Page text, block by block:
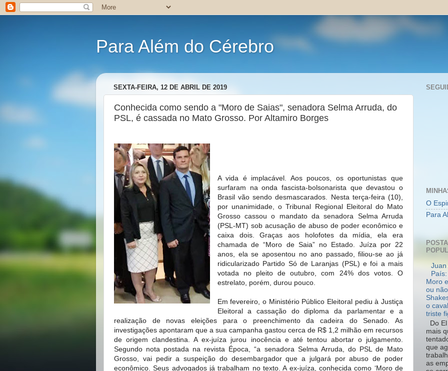
Para Além do Cérebro
SEXTA-FEIRA, 12 DE ABRIL DE 2019
Conhecida como sendo a "Moro de Saias", senadora Selma Arruda, do
PSL, é cassada no Mato Grosso. Por Altamiro Borges
A vida é implacável. Aos poucos, os oportunistas que
surfaram na onda fascista-bolsonarista que devastou o
Brasil vão sendo desmascarados. Nesta terça-feira (10),
por unanimidade, o Tribunal Regional Eleitoral do Mato
Grosso cassou o mandato da senadora Selma Arruda
(PSL-MT) sob acusação de abuso de poder econômico e
caixa dois. Graças aos holofotes da mídia, ela era
chamada de “Moro de Saia” no Estado. Juíza por 22
anos, ela se aposentou no ano passado, filiou-se ao já
ridicularizado Partido Só de Laranjas (PSL) e foi a mais
votada no pleito de outubro, com 24% dos votos. O
estrelato, porém, durou pouco.
Em fevereiro, o Ministério Público Eleitoral pediu à Justiça
Eleitoral a cassação do diploma da parlamentar e a
realização de novas eleições para o preenchimento da cadeira do Senado. As
investigações apontaram que a sua campanha gastou cerca de R$ 1,2 milhão em recursos
de origem clandestina. A ex-juíza jurou inocência e até tentou abortar o julgamento.
Segundo nota postada na revista Época, “a senadora Selma Arruda, do PSL de Mato
Grosso, vai pedir a suspeição do desembargador que a julgará por abuso de poder
econômico. Seus advogados já trabalham no texto. A ex-juíza, conhecida como ‘Moro de
O
Para
Juan
Moro
ou
o
triste
Do
mais
que
as